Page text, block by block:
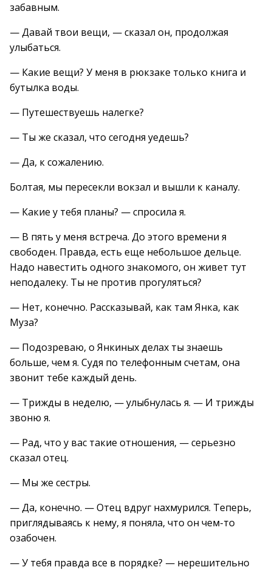
забавным.
— Давай твои вещи, — сказал он, продолжая
улыбаться.
— Какие вещи? У меня в рюкзаке только книга и
бутылка воды.
— Путешествуешь налегке?
— Ты же сказал, что сегодня уедешь?
— Да, к сожалению.
Болтая, мы пересекли вокзал и вышли к каналу.
— Какие у тебя планы? — спросила я.
— В пять у меня встреча. До этого времени я
свободен. Правда, есть еще небольшое дельце.
Надо навестить одного знакомого, он живет тут
неподалеку. Ты не против прогуляться?
— Нет, конечно. Рассказывай, как там Янка, как
Муза?
— Подозреваю, о Янкиных делах ты знаешь
больше, чем я. Судя по телефонным счетам, она
звонит тебе каждый день.
— Трижды в неделю, — улыбнулась я. — И трижды
звоню я.
— Рад, что у вас такие отношения, — серьезно
сказал отец.
— Мы же сестры.
— Да, конечно. — Отец вдруг нахмурился. Теперь,
приглядываясь к нему, я поняла, что он чем-то
озабочен.
— У тебя правда все в порядке? — нерешительно